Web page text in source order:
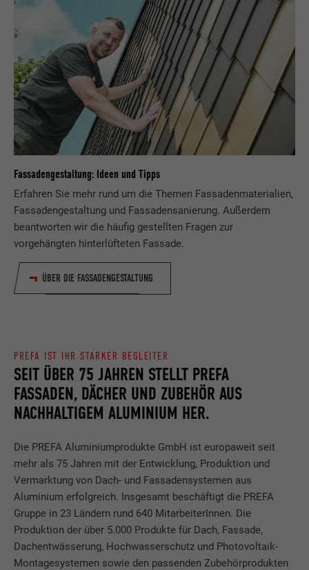
Fassadengestaltung: Ideen und Tipps
Erfahren Sie mehr rund um die Themen Fassadenmaterialien,
Fassadengestaltung und Fassadensanierung. Außerdem
beantworten wir die häufig gestellten Fragen zur
vorgehängten hinterlüfteten Fassade.
ÜBER DIE FASSADENGESTALTUNG
SEIT ÜBER 75 JAHREN STELLT PREFA
FASSADEN, DÄCHER UND ZUBEHÖR AUS
NACHHALTIGEM ALUMINIUM HER.
PREFA IST IHR STARKER BEGLEITER
Die PREFA Aluminiumprodukte GmbH ist europaweit seit
mehr als 75 Jahren mit der Entwicklung, Produktion und
Vermarktung von Dach- und Fassadensystemen aus
Aluminium erfolgreich. Insgesamt beschäftigt die PREFA
Gruppe in 23 Ländern rund 640 MitarbeiterInnen. Die
Produktion der über 5.000 Produkte für Dach, Fassade,
Dachentwässerung, Hochwasserschutz und Photovoltaik-
Montagesystemen sowie den passenden Zubehörprodukten